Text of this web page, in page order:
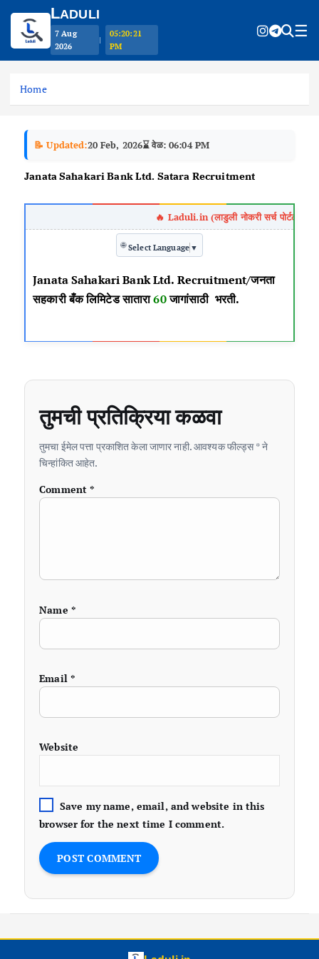
Home
📝 Updated:20 Feb, 2026⌛ वेळ: 06:04 PM
Janata Sahakari Bank Ltd. Satara Recruitment
🌐 Select Language ▼
Janata Sahakari Bank Ltd. Recruitment/जनता
सहकारी बँक लिमिटेड सातारा60जागांसाठी भरती.
तुमची प्रतिक्रिया कळवा
तुमचा ईमेल पत्ता प्रकाशित केला जाणार नाही. आवश्यक फील्ड्स * ने
चिन्हांकित आहेत.
Comment*
Name *
Email *
Website
Save my name, email, and website in this
browser for the next time I comment.
LADULI
7 Aug
2026
|
05:20:21
PM
☰